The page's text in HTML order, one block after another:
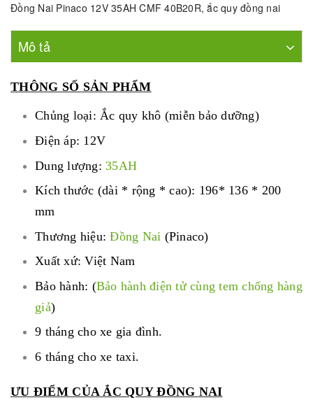
Đồng Nai Pinaco 12V 35AH CMF 40B20R,ắc quy đồng nai
Mô tả
THÔNG SỐ SẢN PHẨM
Chủng loại: Ắc quy khô (miễn bảo dưỡng)
Điện áp: 12V
Dung lượng: 35AH
Kích thước (dài * rộng * cao): 196* 136 * 200
mm
Thương hiệu:Đồng Nai (Pinaco)
Xuất xứ: Việt Nam
Bảo hành: (Bảo hành điện tử cùng tem chống hàng
giả)
9 tháng cho xe gia đình.
6 tháng cho xe taxi.
ƯU ĐIỂM CỦA ẮC QUY ĐỒNG NAI